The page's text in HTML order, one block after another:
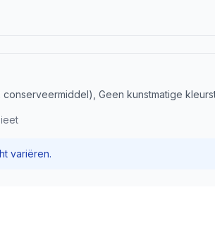
Geen kunstmatige
variëren.